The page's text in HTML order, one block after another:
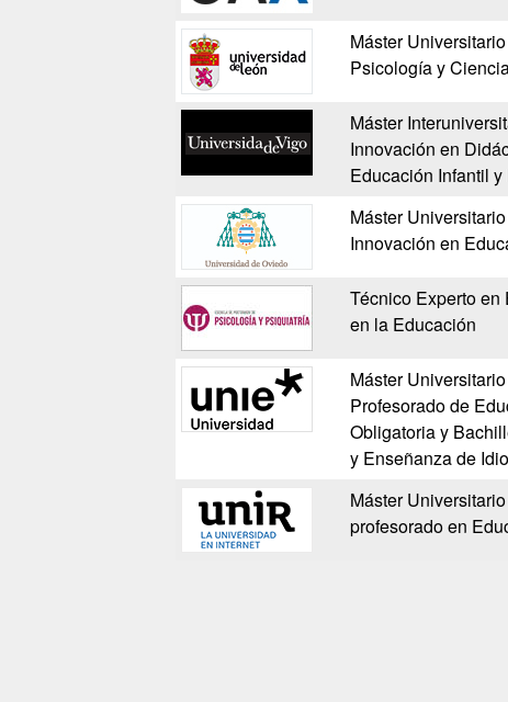
Máster
Psicología y
Máster
Innovación en
Educación Infantil
Máster
Innovación en
Técnico Experto
en la Educación
Máster
Profesorado de
Obligatoria y
y Enseñanza de
Máster
profesorado en